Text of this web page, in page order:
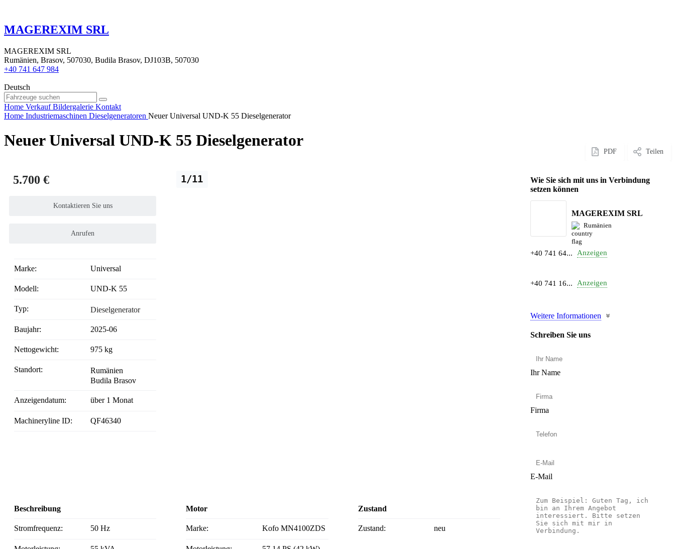
MAGEREXIM SRL
MAGEREXIM SRL
Rumänien, Brasov, 507030, Budila Brasov, DJ103B, 507030
+40 741 647 984
Deutsch
Home Verkauf Bildergalerie Kontakt
Home Industriemaschinen Dieselgeneratoren Neuer Universal UND-K 55 Dieselgenerator
Neuer Universal UND-K 55 Dieselgenerator
PDF Teilen
1/11
5.700 €
Kontaktieren Sie uns
Anrufen
Marke: Universal
Modell: UND-K 55
Typ: Dieselgenerator
Baujahr: 2025-06
Nettogewicht: 975 kg
Standort:
Rumänien
Budila Brasov
Anzeigendatum: über 1 Monat
Machineryline ID: QF46340
Beschreibung
Stromfrequenz: 50 Hz
Motor
Marke: Kofo MN4100ZDS
Zustand
Zustand: neu
Wie Sie sich mit uns in Verbindung
setzen können
MAGEREXIM SRL
Rumänien
+40 741 64... Anzeigen
+40 741 16... Anzeigen
Weitere Informationen
Schreiben Sie uns
Ihr Name
Firma
E-Mail